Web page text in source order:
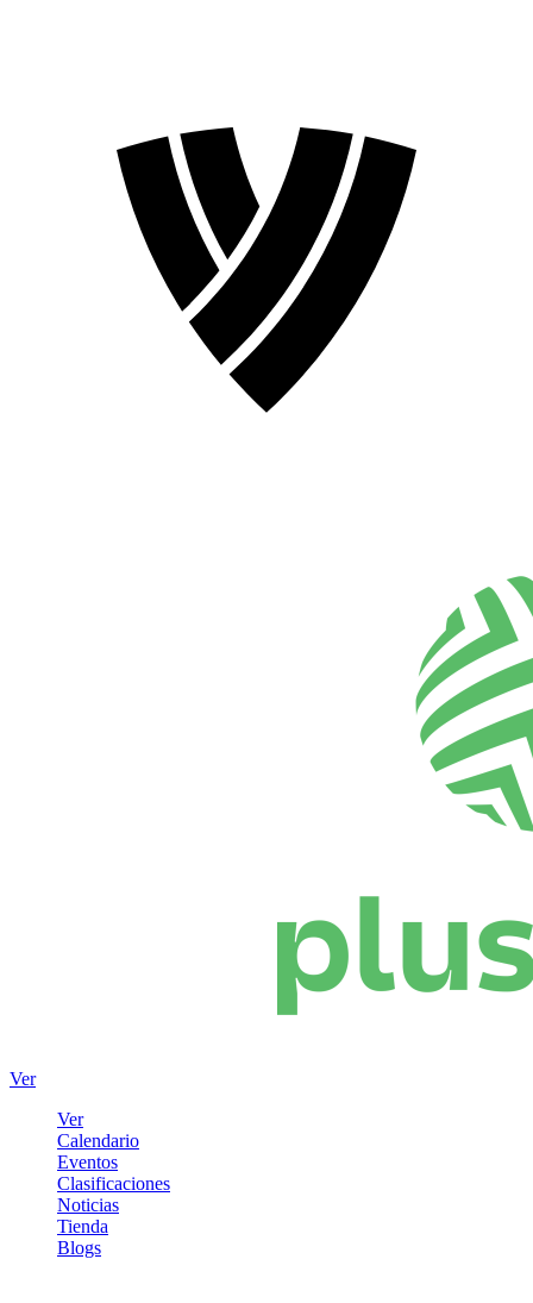
Ver
Ver
Calendario
Eventos
Clasificaciones
Noticias
Tienda
Blogs